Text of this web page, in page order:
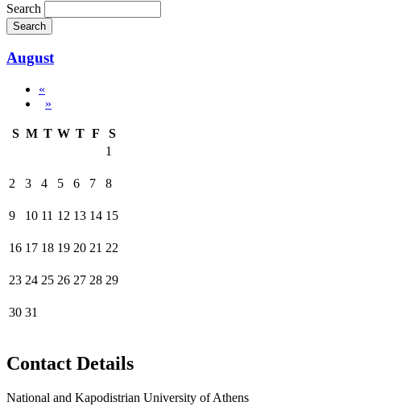
Search
August
«
»
S M T W T F
S
1
2 3 4 5 6 7 8
9 10 11 12 13 14 15
16 17 18 19 20 21 22
23 24 25 26 27 28 29
30 31
Contact Details
National and Kapodistrian University of Athens